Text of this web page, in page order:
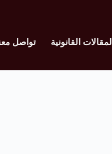
المقالات القانونية تواصل